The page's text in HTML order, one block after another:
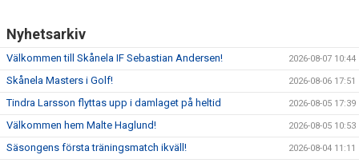
Nyhetsarkiv
Välkommen till Skånela IF Sebastian Andersen! 2026-08-07 10:44
Skånela Masters i Golf! 2026-08-06 17:51
Tindra Larsson flyttas upp i damlaget på heltid 2026-08-05 17:39
Välkommen hem Malte Haglund! 2026-08-05 10:53
Säsongens första träningsmatch ikväll! 2026-08-04 11:11